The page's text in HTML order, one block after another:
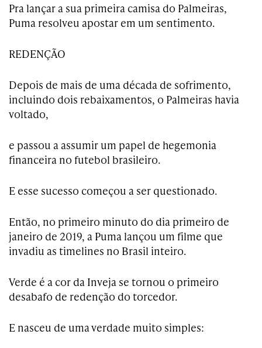
Pra lançar a sua primeira camisa do Palmeiras,
Puma resolveu apostar em um sentimento.
REDENÇÃO
Depois de mais de uma década de sofrimento,
incluindo dois rebaixamentos, o Palmeiras havia
voltado,
e passou a assumir um papel de hegemonia
financeira no futebol brasileiro.
E esse sucesso começou a ser questionado.
Então, no primeiro minuto do dia primeiro de
janeiro de 2019, a Puma lançou um filme que
invadiu as timelines no Brasil inteiro.
Verde é a cor da Inveja se tornou o primeiro
desabafo de redenção do torcedor.
E nasceu de uma verdade muito simples: